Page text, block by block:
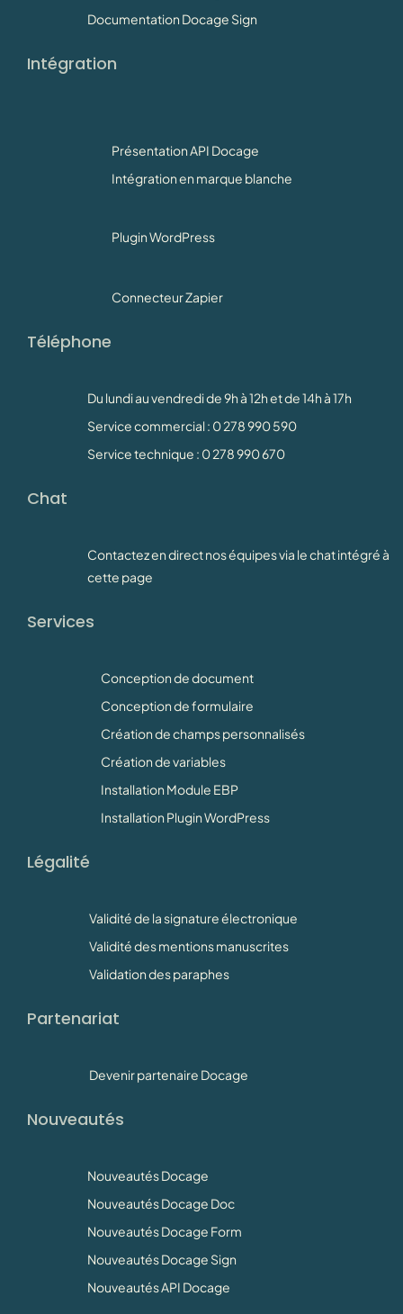
Documentation Docage Sign
Intégration
Présentation API Docage
Intégration en marque blanche
Plugin WordPress
Connecteur Zapier
Téléphone
Du lundi au vendredi de 9h à 12h et de 14h à 17h
Service commercial : 0 278 990 590
Service technique : 0 278 990 670
Chat
Contactez en direct nos équipes via le chat intégré à
cette page
Services
Conception de document
Conception de formulaire
Création de champs personnalisés
Création de variables
Installation Module EBP
Installation Plugin WordPress
Légalité
Validité de la signature électronique
Validité des mentions manuscrites
Validation des paraphes
Partenariat
Devenir partenaire Docage
Nouveautés
Nouveautés Docage
Nouveautés Docage Doc
Nouveautés Docage Form
Nouveautés Docage Sign
Nouveautés API Docage